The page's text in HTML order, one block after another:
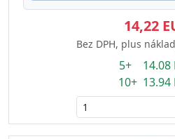
14,22
Bez DPH, plus
5+ 14.08
10+ 13.94